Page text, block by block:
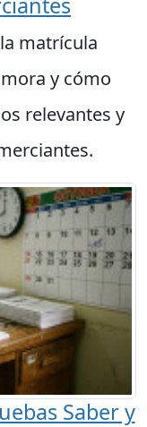
matrícula
y cómo
relevantes y
Saber y